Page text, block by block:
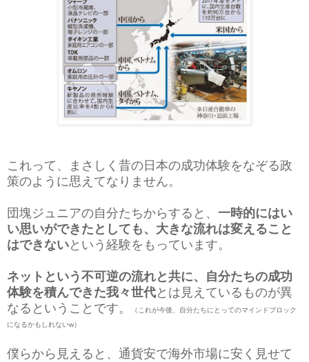
これって、まさしく昔の日本の成功体験をなぞる政
策のように思えてなりません。
団塊ジュニアの自分たちからすると、 一時的にはい
い思いができたとしても、大きな流れは変えること
はできないという経験をもっています。
ネットという不可逆の流れと共に、自分たちの成功
体験を積んできた我々世代とは 見えているものが異
なるということです。
（これが今後、自分たちにとってのマインドブロック
になるかもしれないw）
僕らから見えると、通貨安で海外市場に安く見せて